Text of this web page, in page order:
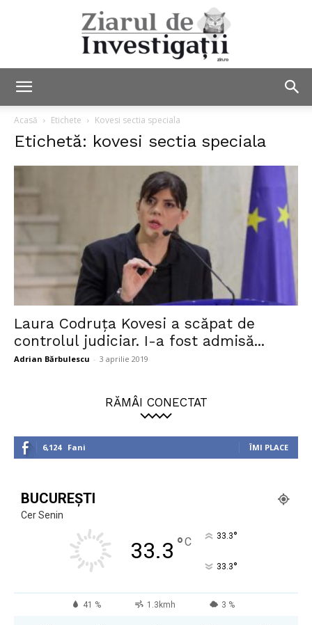
Investigații
Acasă Etichete Kovesi sectia speciala
Etichetă: kovesi sectia speciala
Laura Codruța Kovesi a scăpat de
controlul judiciar. I-a fost admisă...
Adrian Bărbulescu - 3 aprilie 2019
RĂMÂI CONECTAT
6,124 Fani ÎMI PLACE
BUCUREȘTI
Cer Senin
33.3 °C 33.3°
33.3°
41 % 1.3kmh 3 %